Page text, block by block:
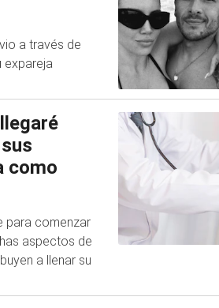
a través de
expareja
como
para comenzar
aspectos de
a llenar su